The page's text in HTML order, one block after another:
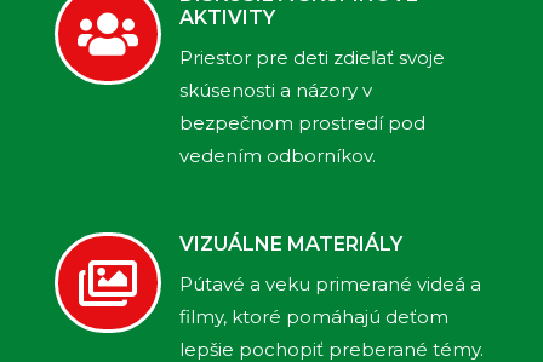

AKTIVITY
Priestor pre deti zdieľať svoje
skúsenosti a názory v
bezpečnom prostredí pod
vedením odborníkov.

VIZUÁLNE MATERIÁLY
Pútavé a veku primerané videá a
filmy, ktoré pomáhajú deťom
lepšie pochopiť preberané témy.